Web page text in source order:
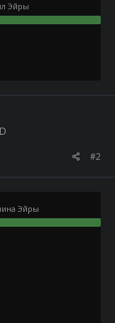
Эйры
#2
Эйры